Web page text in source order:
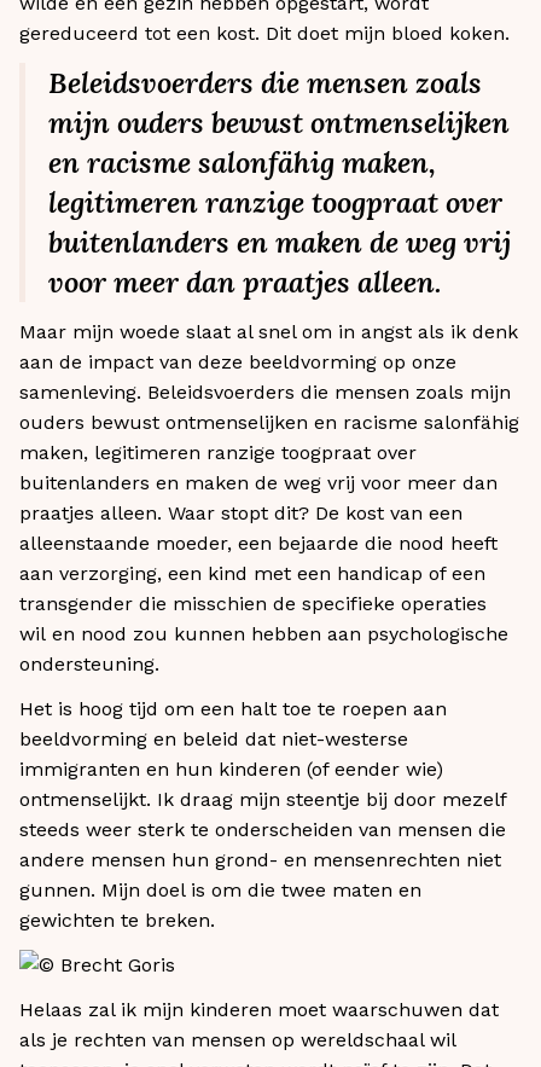
gereduceerd tot een kost. Dit doet mijn bloed koken.
Beleidsvoerders die mensen zoals
mijn ouders bewust ontmenselijken
en racisme salonfähig maken,
legitimeren ranzige toogpraat over
buitenlanders en maken de weg vrij
voor meer dan praatjes alleen.
Maar mijn woede slaat al snel om in angst als ik denk
aan de impact van deze beeldvorming op onze
samenleving. Beleidsvoerders die mensen zoals mijn
ouders bewust ontmenselijken en racisme salonfähig
maken, legitimeren ranzige toogpraat over
buitenlanders en maken de weg vrij voor meer dan
praatjes alleen. Waar stopt dit? De kost van een
alleenstaande moeder, een bejaarde die nood heeft
aan verzorging, een kind met een handicap of een
transgender die misschien de specifieke operaties
wil en nood zou kunnen hebben aan psychologische
ondersteuning.
Het is hoog tijd om een halt toe te roepen aan
beeldvorming en beleid dat niet-westerse
immigranten en hun kinderen (of eender wie)
ontmenselijkt. Ik draag mijn steentje bij door mezelf
steeds weer sterk te onderscheiden van mensen die
andere mensen hun grond- en mensenrechten niet
gunnen. Mijn doel is om die twee maten en
gewichten te breken.
Helaas zal ik mijn kinderen moet waarschuwen dat
als je rechten van mensen op wereldschaal wil